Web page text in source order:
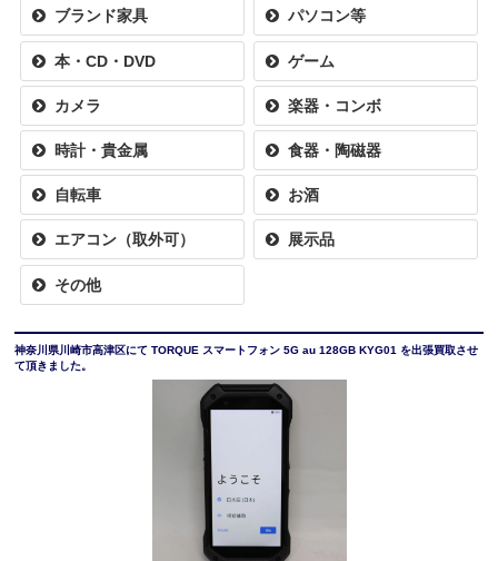
ブランド家具 パソコン等
本・CD・DVD ゲーム
カメラ 楽器・コンボ
時計・貴金属 食器・陶磁器
自転車 お酒
エアコン（取外可） 展示品
その他
神奈川県川崎市高津区にて TORQUE スマートフォン 5G au 128GB KYG01 を出張買取させ
て頂きました。